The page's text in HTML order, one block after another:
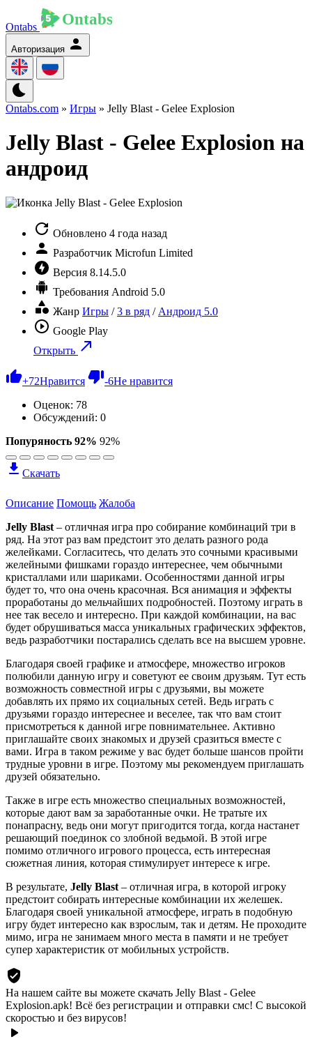
Ontabs
Авторизация
Ontabs.com » Игры » Jelly Blast - Gelee Explosion
Jelly Blast - Gelee Explosion на
андроид
Обновлено 4 года назад
Разработчик Microfun Limited
Версия 8.14.5.0
Требования Android 5.0
Жанр Игры /3 в ряд / Андроид 5.0
Google Play
Открыть
+72Нравится -6Не нравится
Оценок: 78
Обсуждений: 0
Попуряность 92% 92%
Скачать
Описание Помощь Жалоба
Jelly Blast – отличная игра про собирание комбинаций три в
ряд. На этот раз вам предстоит это делать разного рода
желейками. Согласитесь, что делать это сочными красивыми
желейными фишками гораздо интереснее, чем обычными
кристаллами или шариками. Особенностями данной игры
будет то, что она очень красочная. Вся анимация и эффекты
проработаны до мельчайших подробностей. Поэтому играть в
нее так весело и интересно. При каждой комбинации, на вас
будет обрушиваться масса уникальных графических эффектов,
ведь разработчики постарались сделать все на высшем уровне.
Благодаря своей графике и атмосфере, множество игроков
полюбили данную игру и советуют ее своим друзьям. Тут есть
возможность совместной игры с друзьями, вы можете
добавлять их прямо их социальных сетей. Ведь играть с
друзьями гораздо интереснее и веселее, так что вам стоит
присмотреться к данной игре повнимательнее. Активно
приглашайте своих знакомых и друзей сразиться вместе с
вами. Игра в таком режиме у вас будет больше шансов пройти
трудные уровни в игре. Поэтому мы рекомендуем приглашать
друзей обязательно.
Также в игре есть множество специальных возможностей,
которые дают вам за заработанные очки. Не тратьте их
понапрасну, ведь они могут пригодится тогда, когда настанет
решающий поединок со злобной ведьмой. В этой игре
помимо отличного игрового процесса, есть интересная
сюжетная линия, которая стимулирует интересе к игре.
В результате, Jelly Blast – отличная игра, в которой игроку
предстоит собирать интересные комбинации их желешек.
Благодаря своей уникальной атмосфере, играть в подобную
игру будет интересно как взрослым, так и детям. Не проходите
мимо, игра не занимаем много места в памяти и не требует
супер характеристик от мобильных устройств.
На нашем сайте вы можете скачать Jelly Blast - Gelee
Explosion.apk! Всё без регистрации и отправки смс! С высокой
скоростью и без вирусов!